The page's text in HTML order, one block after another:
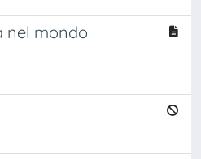
nel mondo